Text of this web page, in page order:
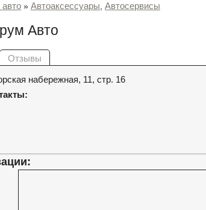
» Автоаксессуары, Автосервисы
Авто
Отзывы
набережная, 11, стр. 16